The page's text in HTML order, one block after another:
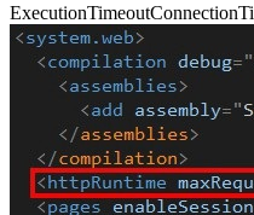
ExecutionTimeout